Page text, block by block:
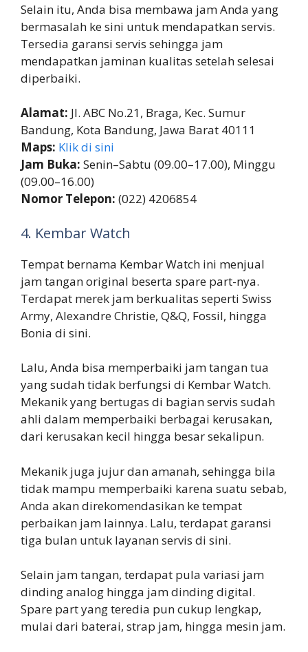
Selain itu, Anda bisa membawa jam Anda yang
bermasalah ke sini untuk mendapatkan servis.
Tersedia garansi servis sehingga jam
mendapatkan jaminan kualitas setelah selesai
diperbaiki.
Alamat: Jl. ABC No.21, Braga, Kec. Sumur
Bandung, Kota Bandung, Jawa Barat 40111
Maps: Klik di sini
Jam Buka: Senin–Sabtu (09.00–17.00), Minggu
(09.00–16.00)
Nomor Telepon: (022) 4206854
4. Kembar Watch
Tempat bernama Kembar Watch ini menjual
jam tangan original beserta spare part-nya.
Terdapat merek jam berkualitas seperti Swiss
Army, Alexandre Christie, Q&Q, Fossil, hingga
Bonia di sini.
Lalu, Anda bisa memperbaiki jam tangan tua
yang sudah tidak berfungsi di Kembar Watch.
Mekanik yang bertugas di bagian servis sudah
ahli dalam memperbaiki berbagai kerusakan,
dari kerusakan kecil hingga besar sekalipun.
Mekanik juga jujur dan amanah, sehingga bila
tidak mampu memperbaiki karena suatu sebab,
Anda akan direkomendasikan ke tempat
perbaikan jam lainnya. Lalu, terdapat garansi
tiga bulan untuk layanan servis di sini.
Selain jam tangan, terdapat pula variasi jam
dinding analog hingga jam dinding digital.
Spare part yang teredia pun cukup lengkap,
mulai dari baterai, strap jam, hingga mesin jam.